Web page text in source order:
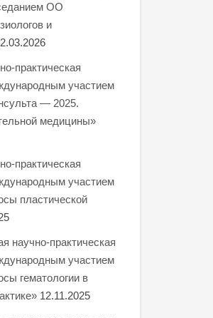
ОО
и
практическая
участием
— 2025.
медицины»
практическая
участием
пластической
научно-практическая
участием
гематологии в
12.11.2025